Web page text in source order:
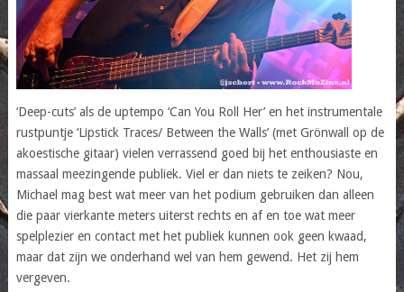
‘Deep-cuts’ als de uptempo ‘Can You Roll Her’ en het instrumentale
rustpuntje ‘Lipstick Traces/ Between the Walls’ (met Grönwall op de
akoestische gitaar) vielen verrassend goed bij het enthousiaste en
massaal meezingende publiek. Viel er dan niets te zeiken? Nou,
Michael mag best wat meer van het podium gebruiken dan alleen
die paar vierkante meters uiterst rechts en af en toe wat meer
spelplezier en contact met het publiek kunnen ook geen kwaad,
maar dat zijn we onderhand wel van hem gewend. Het zij hem
vergeven.